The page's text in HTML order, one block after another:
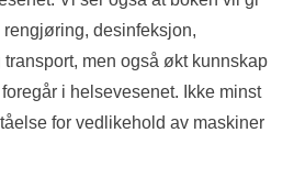
desinfeksjon,
men også økt kunnskap
i helsevesenet. Ikke minst
for vedlikehold av maskiner